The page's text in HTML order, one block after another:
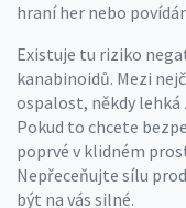
hraní her nebo
Existuje tu riziko
kanabinoidů. Mezi
ospalost, někdy
Pokud to chcete
poprvé v klidném
Nepřeceňujte sílu
být na vás silné.